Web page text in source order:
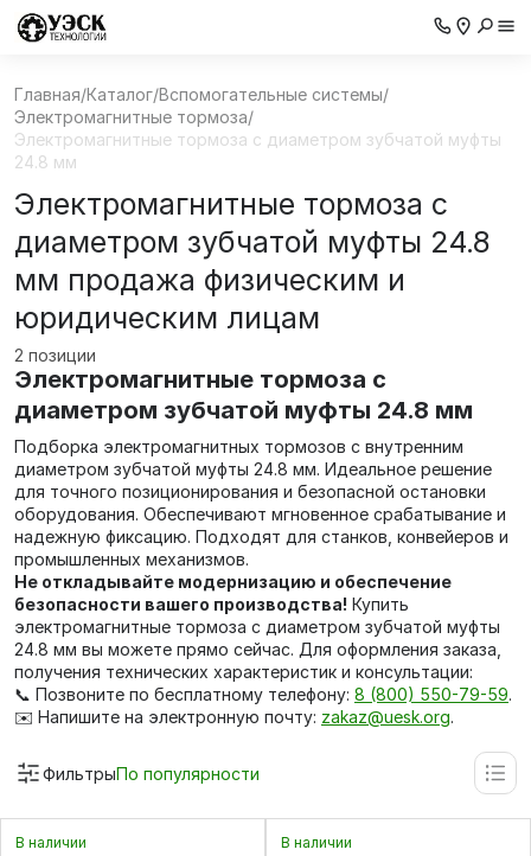
Главная/Каталог/Вспомогательные системы/
Электромагнитные тормоза/
Электромагнитные тормоза с диаметром зубчатой муфты
24.8 мм
Электромагнитные тормоза с
диаметром зубчатой муфты 24.8
мм продажа физическим и
юридическим лицам
2 позиции
Электромагнитные тормоза с
диаметром зубчатой муфты 24.8 мм
Подборка электромагнитных тормозов с внутренним
диаметром зубчатой муфты 24.8 мм. Идеальное решение
для точного позиционирования и безопасной остановки
оборудования. Обеспечивают мгновенное срабатывание и
надежную фиксацию. Подходят для станков, конвейеров и
промышленных механизмов.
Не откладывайте модернизацию и обеспечение
безопасности вашего производства! Купить
электромагнитные тормоза с диаметром зубчатой муфты
24.8 мм вы можете прямо сейчас. Для оформления заказа,
получения технических характеристик и консультации:
📞 Позвоните по бесплатному телефону: 8 (800) 550-79-59.
✉️ Напишите на электронную почту: zakaz@uesk.org.
ФильтрыПо популярности
В наличии В наличии